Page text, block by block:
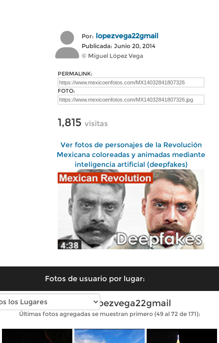
Por: lopezvega22gmail
Publicada: Junio 20, 2014
© Miguel López Vega
PERMALINK:
FOTO:
1,815 visitas
Ver fotos de personajes de la Revolución
Mexicana coloreadas y animadas mediante
inteligencia artificial (deepfakes)
Fotos de usuario por lugar:
Fotos de lopezvega22gmail
Últimas fotos agregadas se muestran primero (49 al 72 de 171):